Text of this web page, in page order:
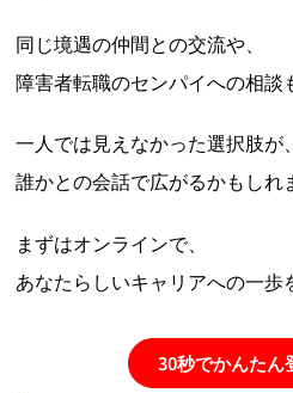
同じ境遇の仲間との交流や、
障害者転職のセンパイへの相談
一人では見えなかった選択肢が、
誰かとの会話で広がるかもしれ
まずはオンラインで、
あなたらしいキャリアへの一歩
30秒でかんたん